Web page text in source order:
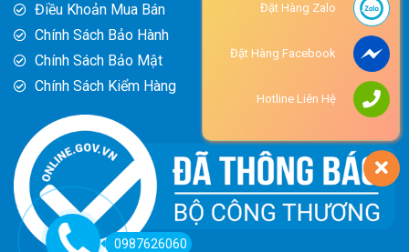
Điều Khoản Mua Bán
Chính Sách Bảo Hành
Chính Sách Bảo Mật
Chính Sách Kiểm Hàng
0987626060
Đặt Hàng Zalo
Đặt Hàng Facebook
Hotline Liên Hệ